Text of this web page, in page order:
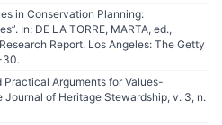
in Conservation Planning:
In: DE LA TORRE, MARTA, ed.,
Report. Los Angeles: The Getty
30.
Practical Arguments for Values-
of Heritage Stewardship, v. 3, n.